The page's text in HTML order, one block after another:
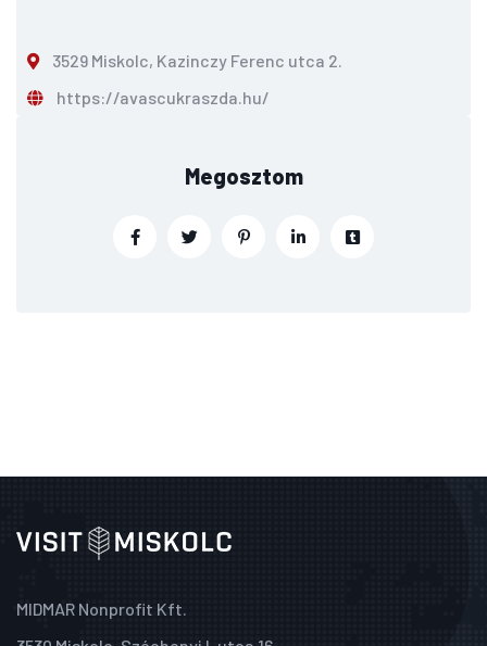
3529 Miskolc, Kazinczy Ferenc utca 2.
https://avascukraszda.hu/
Megosztom
MIDMAR Nonprofit Kft.